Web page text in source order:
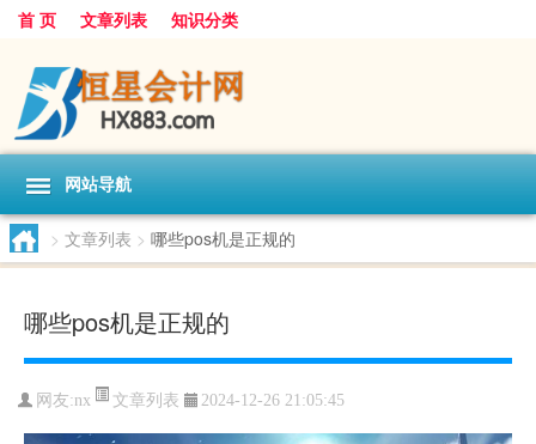
首 页 文章列表 知识分类
网站导航
> 文章列表 > 哪些pos机是正规的
哪些pos机是正规的
网友:nx 文章列表 2024-12-26 21:05:45